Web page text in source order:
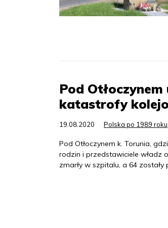
Pod
katastrofy
19.08.2020 Polska po 1989 roku
Pod Otłoczynem k. Torunia,
rodzin i przedstawiciele władz
zmarły w szpitalu, a 64 zostały